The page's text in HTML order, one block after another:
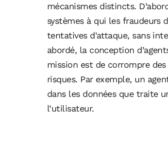
mécanismes distincts.
systèmes à qui les
tentatives d'attaque, sans
abordé, la conception
mission est de corrompre
risques. Par exemple, un
dans les données que traite
l’utilisateur.